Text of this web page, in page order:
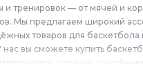
и тренировок — от мячей и
Мы предлагаем широкий
товаров для баскетбола
вы сможете купить
корзины с